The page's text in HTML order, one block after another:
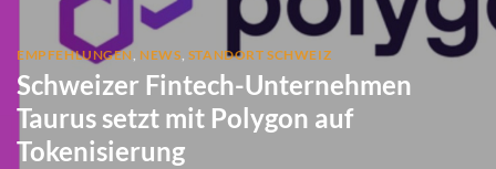
EMPFEHLUNGEN, NEWS, STANDORT SCHWEIZ
Schweizer Fintech-Unternehmen
Taurus setzt mit Polygon auf
Tokenisierung